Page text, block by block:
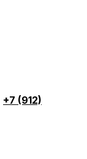
+7 (912)